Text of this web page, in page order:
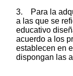
3. Para la
a las que se
educativo
acuerdo a los
establecen en
dispongan las